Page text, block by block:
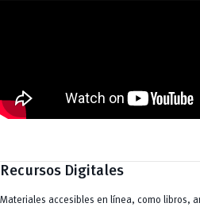
Recursos Digitales
Materiales accesibles en línea, como libros,